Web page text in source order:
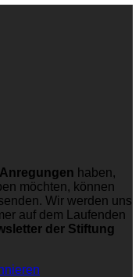
haben,
möchten, können
Wir werden uns
auf dem Laufenden
der Stiftung